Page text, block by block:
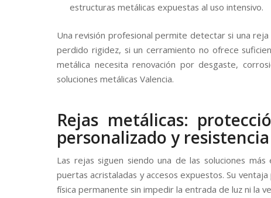
estructuras metálicas expuestas al uso intensivo.
Una revisión profesional permite detectar si una
perdido rigidez, si un cerramiento no ofrece
metálica necesita renovación por desgaste,
soluciones metálicas Valencia.
Rejas metálicas:
personalizado y resistencia
Las rejas siguen siendo una de las soluciones
puertas acristaladas y accesos expuestos. Su
física permanente sin impedir la entrada de luz ni la